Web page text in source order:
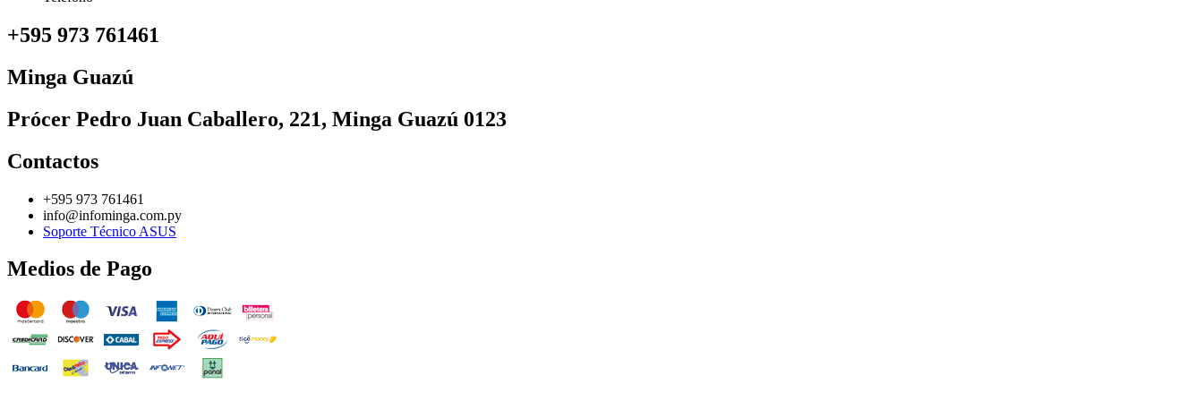
+595 973 761461
Minga Guazú
Prócer Pedro Juan Caballero, 221, Minga Guazú 0123
Contactos
+595 973 761461
info@infominga.com.py
Soporte Técnico ASUS
Medios de Pago